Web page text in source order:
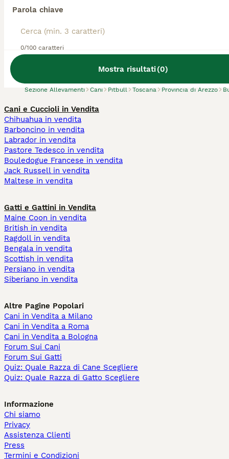
Parola chiave
0/100 caratteri
Mostra risultati(0)
Sezione Allevamenti Cani Pitbull Toscana Provincia di Arezzo
Cani e Cuccioli in Vendita
Chihuahua in vendita
Barboncino in vendita
Labrador in vendita
Pastore Tedesco in vendita
Bouledogue Francese in vendita
Jack Russell in vendita
Maltese in vendita
Gatti e Gattini in Vendita
Maine Coon in vendita
British in vendita
Ragdoll in vendita
Bengala in vendita
Scottish in vendita
Persiano in vendita
Siberiano in vendita
Altre Pagine Popolari
Cani in Vendita a Milano
Cani in Vendita a Roma
Cani in Vendita a Bologna
Forum Sui Cani
Forum Sui Gatti
Quiz: Quale Razza di Cane Scegliere
Quiz: Quale Razza di Gatto Scegliere
Informazione
Chi siamo
Privacy
Assistenza Clienti
Press
Termini e Condizioni